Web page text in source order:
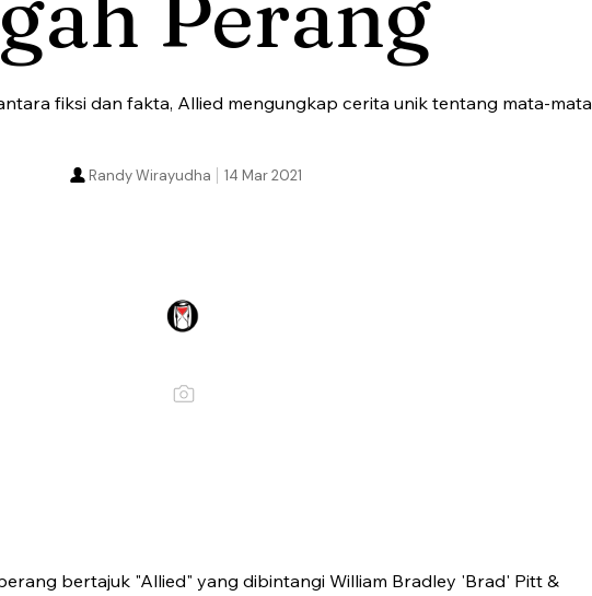
fiksi dan fakta, Allied mengungkap cerita unik tentang mata-mata
14 Mar 2021
Randy Wirayudha
bertajuk "Allied" yang dibintangi William Bradley 'Brad' Pitt &